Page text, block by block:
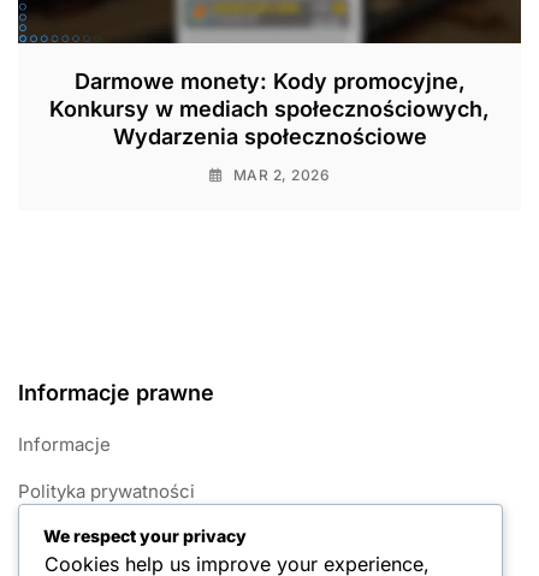
Darmowe monety: Kody promocyjne,
Konkursy w mediach społecznościowych,
Wydarzenia społecznościowe
MAR 2, 2026
Informacje prawne
Informacje
Polityka prywatności
Polityka plików cookie
We respect your privacy
Cookies help us improve your experience,